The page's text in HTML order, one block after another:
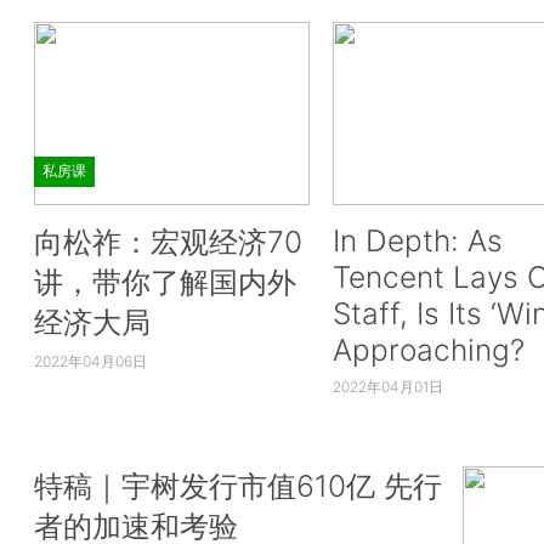
私房课
向松祚：宏观经济70
讲，带你了解国内外
经济大局
2022年04月06日
In Depth: As
Tencent Lays
Staff, Is Its
Approaching?
2022年04月01日
特稿｜宇树发行市值610亿 先行
者的加速和考验